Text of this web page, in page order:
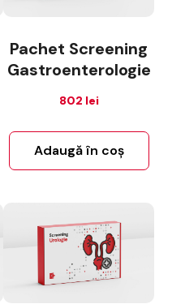
Pachet Screening
Gastroenterologie
802 lei
Adaugă în coș